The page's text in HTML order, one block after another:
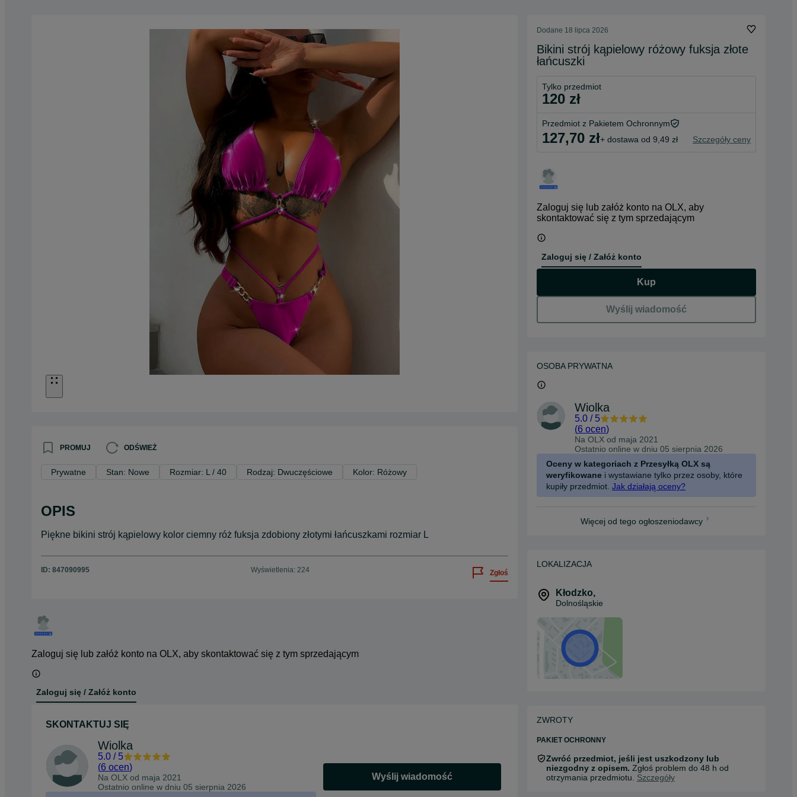
PROMUJ ODŚWIEŻ
Prywatne Stan: Nowe Rozmiar: L / 40 Rodzaj: Dwuczęściowe Kolor: Różowy
OPIS
Piękne bikini strój kąpielowy kolor ciemny róż fuksja zdobiony złotymi łańcuszkami rozmiar L
ID: 847090995 Wyświetlenia: 224 Zgłoś
Zaloguj się lub załóż konto na OLX, aby skontaktować się z tym sprzedającym
Zaloguj się / Załóż konto
SKONTAKTUJ SIĘ
Wiolka
5.0 / 5
(6 ocen)
Na OLX od maja 2021
Ostatnio online w dniu 05 sierpnia 2026
Wyślij wiadomość
Dodane 18 lipca 2026
Bikini strój kąpielowy różowy fuksja złote
łańcuszki
Tylko przedmiot
120 zł
Przedmiot z Pakietem Ochronnym
127,70 zł+ dostawa od 9,49 zł Szczegóły ceny
Zaloguj się lub załóż konto na OLX, aby
skontaktować się z tym sprzedającym
Zaloguj się / Załóż konto
Kup
Wyślij wiadomość
OSOBA PRYWATNA
Wiolka
5.0 / 5
(6 ocen)
Na OLX od maja 2021
Ostatnio online w dniu 05 sierpnia 2026
Oceny w kategoriach z Przesyłką OLX są
weryfikowane i wystawiane tylko przez osoby, które
kupiły przedmiot. Jak działają oceny?
Więcej od tego ogłoszeniodawcy
LOKALIZACJA
Kłodzko,
Dolnośląskie
ZWROTY
PAKIET OCHRONNY
Zwróć przedmiot, jeśli jest uszkodzony lub
niezgodny z opisem. Zgłoś problem do 48 h od
otrzymania przedmiotu. Szczegóły